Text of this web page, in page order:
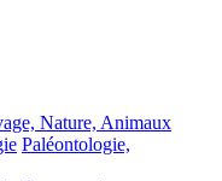
Nature, Animaux
Paléontologie,